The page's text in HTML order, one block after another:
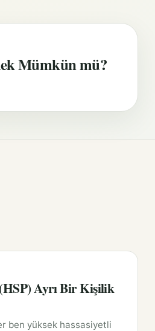
Mümkün mü?
Ayrı Bir Kişilik
ben yüksek hassasiyetli